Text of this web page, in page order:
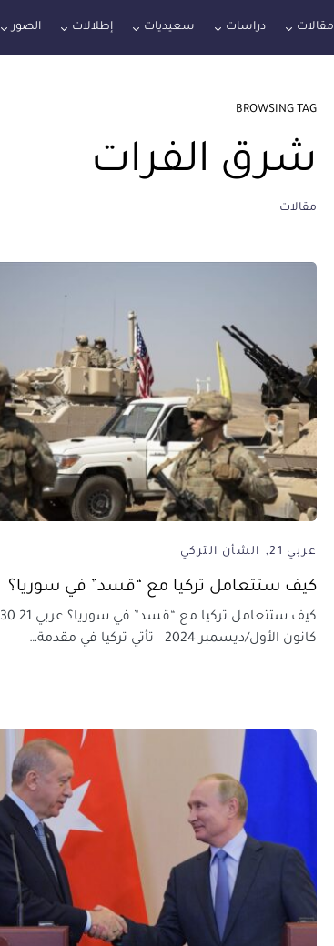
مقالات دراسات سعيديات إطلالات الصور
BROWSING TAG
شرق الفرات
مقالات
عربي 21 الشأن التركي
كيف ستتعامل تركيا مع “قسد” في سوريا؟
كيف ستتعامل تركيا مع “قسد” في سوريا؟ عربي 21 30
كانون الأول/ديسمبر 2024 تأتي تركيا في مقدمة…